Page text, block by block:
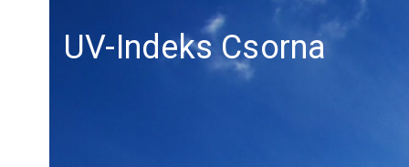
UV-Indeks Csorna